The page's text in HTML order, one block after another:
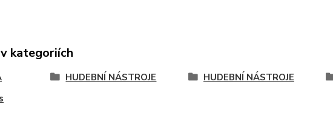
kategoriích
HUDEBNÍ NÁSTROJE HUDEBNÍ NÁSTROJE